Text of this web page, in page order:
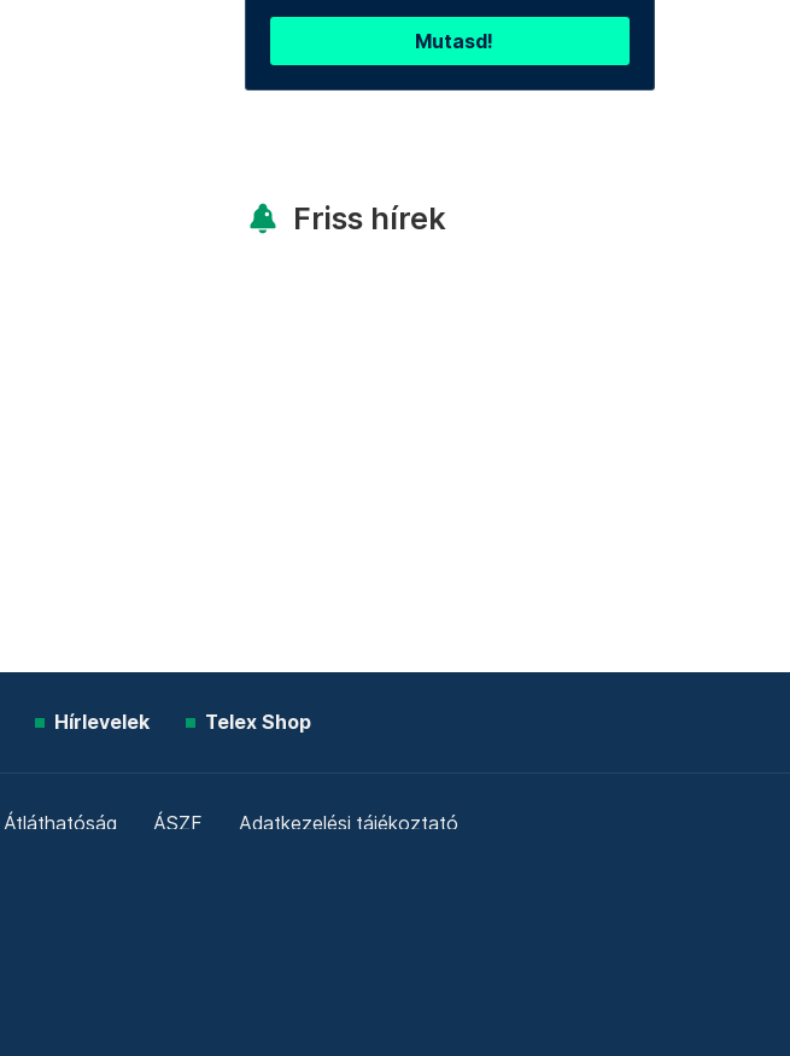
Mutasd!
Friss hírek
Hírlevelek Telex Shop
Átláthatóság ÁSZF Adatkezelési tájékoztató